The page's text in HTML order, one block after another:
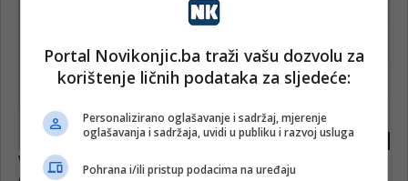
Portal Novikonjic.ba traži vašu dozvolu za
korištenje ličnih podataka za sljedeće:
Personalizirano oglašavanje i sadržaj, mjerenje
oglašavanja i sadržaja, uvidi u publiku i razvoj usluga
Pohrana i/ili pristup podacima na uređaju